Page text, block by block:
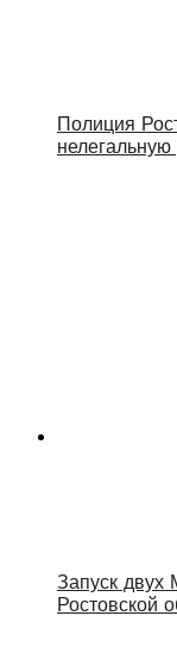
Полиция
Запуск
Ростовской